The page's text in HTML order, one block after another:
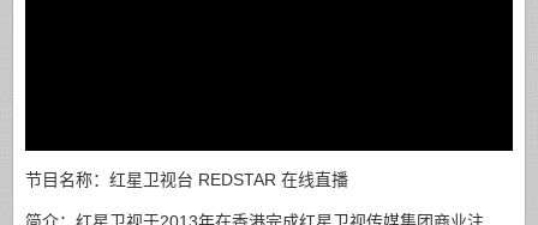
节目名称：红星卫视台 REDSTAR 在线直播